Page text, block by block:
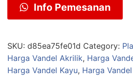
Info Pemesanan
SKU: d85ea75fe01d Category:
Harga Vandel Akrilik, Harga
Harga Vandel Kayu, Harga